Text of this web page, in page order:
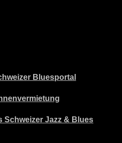
Bluesportal
Schweizer Jazz & Blues